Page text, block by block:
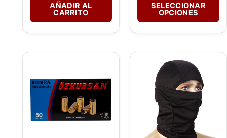
AÑADIR AL
CARRITO
SELECCIONAR
OPCIONES
producto